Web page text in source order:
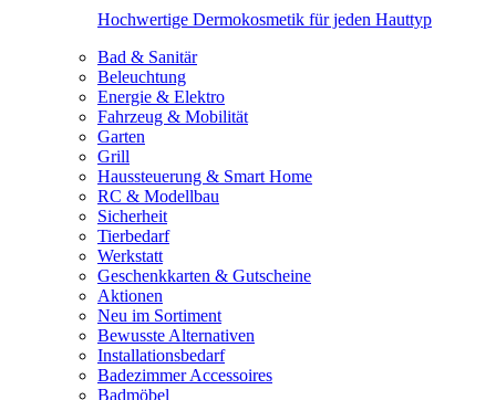
Hochwertige Dermokosmetik für jeden Hauttyp
Bad & Sanitär
Beleuchtung
Energie & Elektro
Fahrzeug & Mobilität
Garten
Grill
Haussteuerung & Smart Home
RC & Modellbau
Sicherheit
Tierbedarf
Werkstatt
Geschenkkarten & Gutscheine
Aktionen
Neu im Sortiment
Bewusste Alternativen
Installationsbedarf
Badezimmer Accessoires
Badmöbel